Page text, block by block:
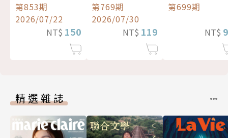
第853期
2026/07/22
NT$ 150
第769期
2026/07/30
NT$ 119
第699期
NT$
精選雜誌